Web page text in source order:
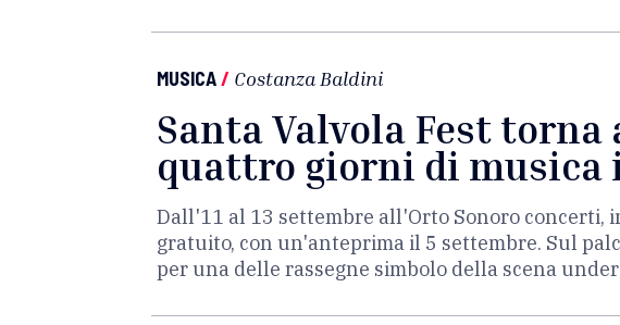
MUSICA/ Costanza Baldini
Santa Valvola Fest torna
quattro giorni di musica
Dall'11 al 13 settembre all'Orto Sonoro concerti,
gratuito, con un'anteprima il 5 settembre. Sul
per una delle rassegne simbolo della scena